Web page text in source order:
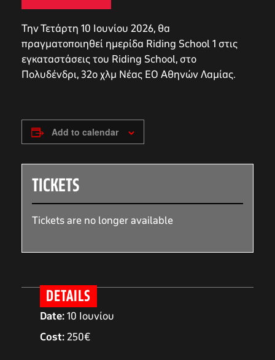
Την Τετάρτη 10 Ιουνίου 2026, θα
πραγματοποιηθεί ημερίδα Riding School 1 στις
εγκαταστάσεις του Riding School, στο
Πολυδένδρι, 32ο χλμ Νέας ΕΟ Αθηνών Λαμίας.
Add to calendar
DETAILS
Date:10 Ιουνίου
Cost:250€
TICKETS
Tickets are no longer available